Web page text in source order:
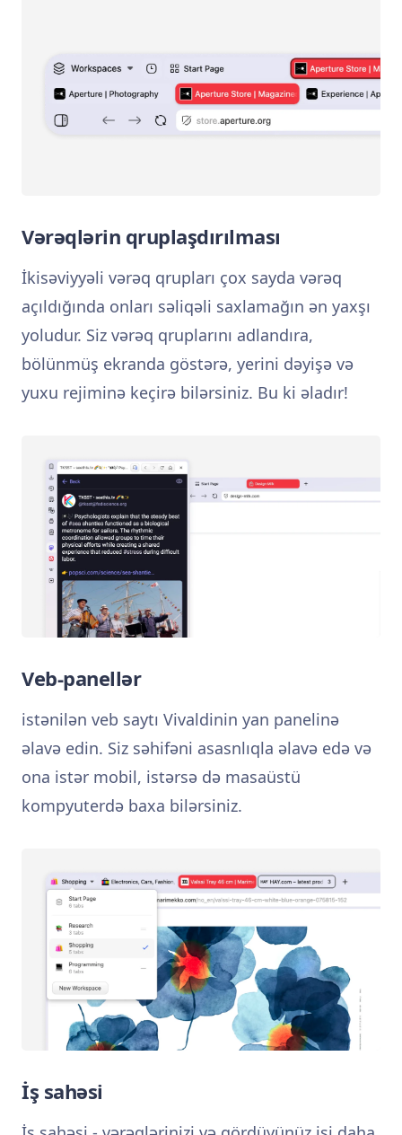
Vərəqlərin qruplaşdırılması
İkisəviyyəli vərəq qrupları çox sayda vərəq
açıldığında onları səliqəli saxlamağın ən yaxşı
yoludur. Siz vərəq qruplarını adlandıra,
bölünmüş ekranda göstərə, yerini dəyişə və
yuxu rejiminə keçirə bilərsiniz. Bu ki əladır!
Veb-panellər
istənilən veb saytı Vivaldinin yan panelinə
əlavə edin. Siz səhifəni asasnlıqla əlavə edə və
ona istər mobil, istərsə də masaüstü
kompyuterdə baxa bilərsiniz.
İş sahəsi